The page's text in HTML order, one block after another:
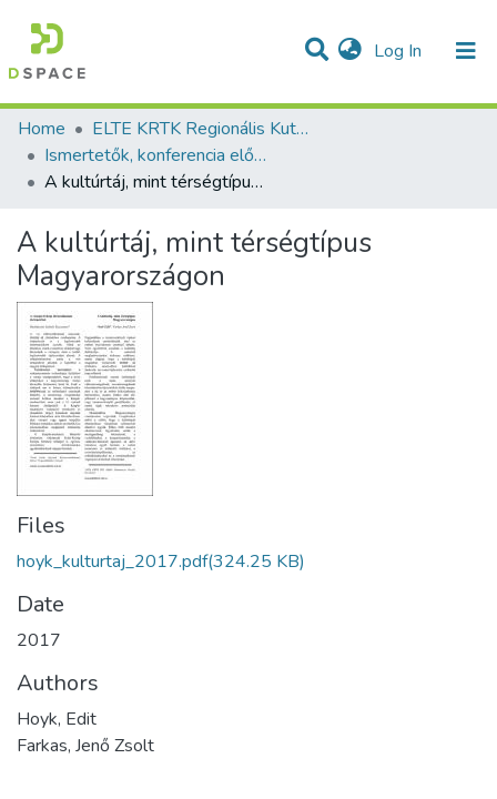
Log In (current)
Communities & Collections
Statistics
All of DSpace
Home
ELTE KRTK Regionális Kutatások Intézete
Ismertetők, konferencia előadás absztraktok - magyar nyelvű (RKI)
A kultúrtáj, mint térségtípus Magyarországon
A kultúrtáj, mint térségtípus
Magyarországon
Files
hoyk_kulturtaj_2017.pdf(324.25 KB)
Date
2017
Authors
Hoyk, Edit
Farkas, Jenő Zsolt